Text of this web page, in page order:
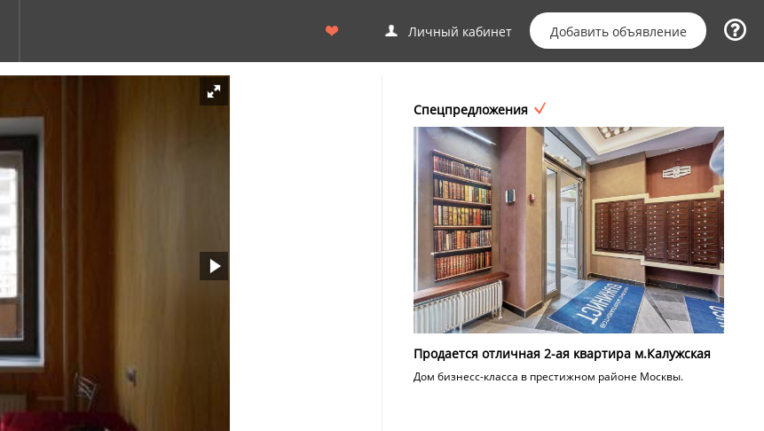
Личный кабинет Добавить объявление
Спецпредложения
Продается отличная 2-ая квартира м.Калужская
Дом бизнесс-класса в престижном районе Москвы.